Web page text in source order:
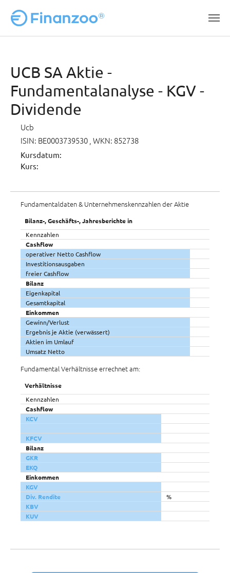
UCB SA Aktie -
Fundamentalanalyse - KGV -
Dividende
Ucb
ISIN: BE0003739530 , WKN: 852738
Kursdatum:
Kurs:
Fundamentaldaten & Unternehmenskennzahlen der Aktie
Bilanz-, Geschäfts-, Jahresberichte in
Kennzahlen
Cashflow
operativer Netto Cashflow
Investitionsausgaben
freier Cashflow
Bilanz
Eigenkapital
Gesamtkapital
Einkommen
Gewinn/Verlust
Ergebnis je Aktie (verwässert)
Aktien im Umlauf
Umsatz Netto
Fundamental Verhältnisse errechnet am:
Verhältnisse
Kennzahlen
Cashflow
KCV
KFCV
Bilanz
GKR
EKQ
Einkommen
KGV
Div. Rendite
%
KBV
KUV